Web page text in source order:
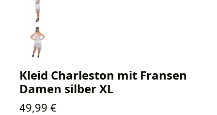
Kleid Charleston mit Fransen
Damen silber XL
Regulärer Preis:
49,99 €